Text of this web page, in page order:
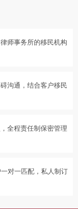
师事务所的移民机构
沟通，结合客户移民
全程责任制保密管理
对一匹配，私人制订